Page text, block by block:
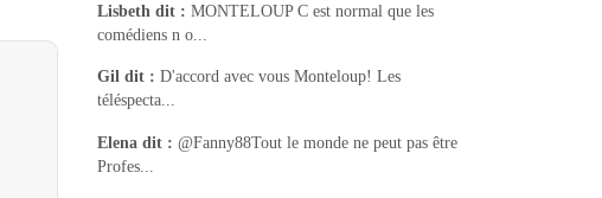
Lisbeth dit : MONTELOUP C est normal que les
comédiens n o...
Gil dit : D'accord avec vous Monteloup! Les
téléspecta...
Elena dit : @Fanny88Tout le monde ne peut pas être
Profes...